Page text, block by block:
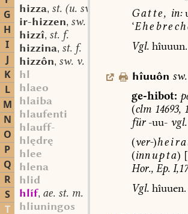
G
H
I
J
K
L
M
N
O
P
Q
R
S
T
hizza, st. (u. sw.) f.
ir-hizzen, sw. v.
hizzî, st. f.
hizzina, st. f.
hizzôn, sw. v.
hl
hlaeo
hlaiba
hlaufenti
hlauff-
hlędrę
hlee
hlena
hlid
hlíf, ae. st. m.
hliuningos
Gatte, in:
‘
Vgl.hîuuun.
hîuuôn sw.
ge-hibot:
(clm 14693,
für-uu- vgl.
(ver-)
(innupta) [
Hor.,Ep.
Vgl.hîuuen.